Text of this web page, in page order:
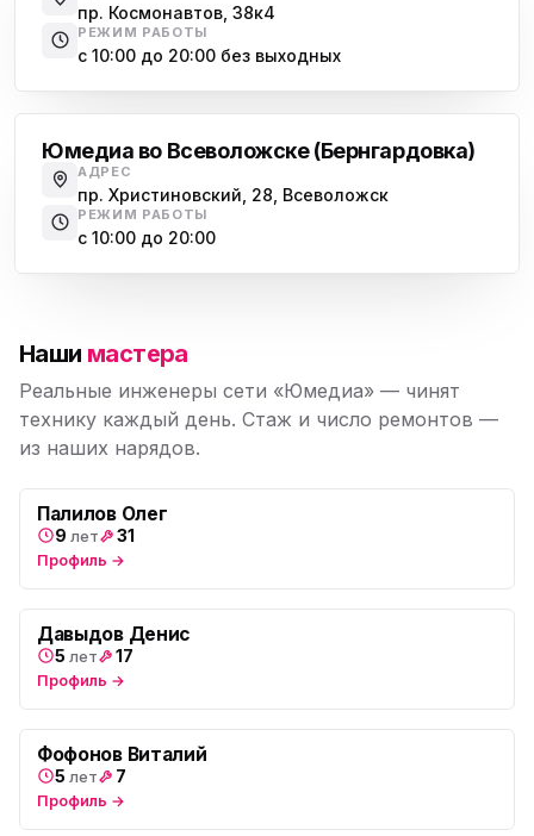
пр. Космонавтов, 38к4
РЕЖИМ РАБОТЫ
с 10:00 до 20:00 без выходных
Юмедиа во Всеволожске (Бернгардовка)
АДРЕС
пр. Христиновский, 28, Всеволожск
РЕЖИМ РАБОТЫ
с 10:00 до 20:00
Наши мастера
Реальные инженеры сети «Юмедиа» — чинят
технику каждый день. Стаж и число ремонтов —
из наших нарядов.
Палилов Олег
9 лет 31
Профиль →
Давыдов Денис
5 лет 17
Профиль →
Фофонов Виталий
5 лет 7
Профиль →